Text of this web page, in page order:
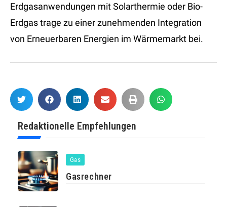
Erdgasanwendungen mit Solarthermie oder Bio-
Erdgas trage zu einer zunehmenden Integration
von Erneuerbaren Energien im Wärmemarkt bei.
Redaktionelle Empfehlungen
Gas
Gasrechner